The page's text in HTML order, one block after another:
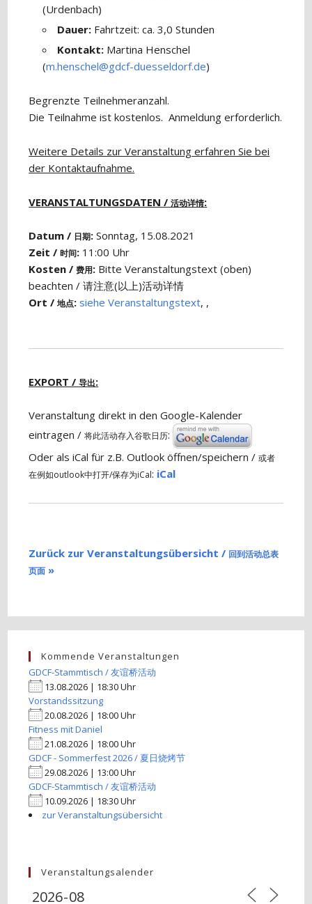
(Urdenbach)
Dauer: Fahrtzeit: ca. 3,0 Stunden
Kontakt: Martina Henschel
(m.henschel@gdcf-duesseldorf.de)
Begrenzte Teilnehmeranzahl.
Die Teilnahme ist kostenlos. Anmeldung erforderlich.
Weitere Details zur Veranstaltung erfahren Sie bei
der Kontaktaufnahme.
VERANSTALTUNGSDATEN /活动详情:
Datum / 日期: Sonntag, 15.08.2021
Zeit /时间: 11:00 Uhr
Kosten /费用: Bitte Veranstaltungstext (oben)
beachten / 请注意(以上)活动详情
Ort /地点: siehe Veranstaltungstext, ,
EXPORT /导出:
Veranstaltung direkt in den Google-Kalender
eintragen /将此活动存入谷歌日历:
Oder als iCal für z.B. Outlook öffnen/speichern /或者
在例如outlook中打开/保存为iCal: iCal
Zurück zur Veranstaltungsübersicht / 回到活动总表
页面 »
Kommende Veranstaltungen
GDCF-Stammtisch / 友谊桥活动
13.08.2026 | 18:30 Uhr
Vorstandssitzung
20.08.2026 | 18:00 Uhr
Fitness mit Daniel
21.08.2026 | 18:00 Uhr
GDCF - Sommerfest 2026 / 夏日烧烤节
29.08.2026 | 13:00 Uhr
GDCF-Stammtisch / 友谊桥活动
10.09.2026 | 18:30 Uhr
zur Veranstaltungsübersicht
Veranstaltungsalender